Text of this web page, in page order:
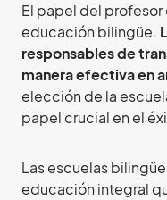
El papel del profesor
educación bilingüe.
responsables de
manera efectiva en
elección de la
papel crucial en el
Las escuelas
educación integral